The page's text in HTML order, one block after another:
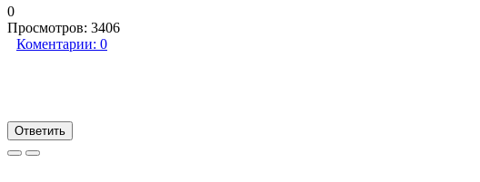
0
Просмотров: 3406
Коментарии: 0
Ответить